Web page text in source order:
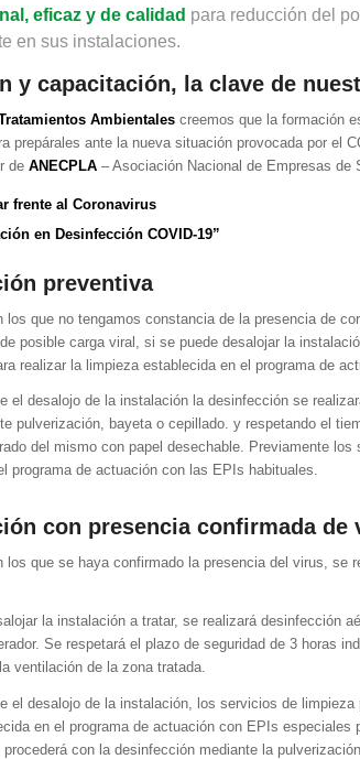
eficaz y de calidad para reducción del
en sus instalaciones.
y capacitación, la clave de
Ambientalescreemos que la formación
prepárales ante la nueva situación provocada por el
deANECPLA – Asociación Nacional de Empresas de
frente al Coronavirus
en Desinfección COVID-19”
preventiva
los que no tengamos constancia de la presencia de
posible carga viral, si se puede desalojar la
realizar la limpieza establecida en el programa de
el desalojo de la instalación la desinfección se
pulverización, bayeta o cepillado. y respetando el
del mismo con papel desechable. Previamente
programa de actuación con las EPIs habituales.
con presencia confirmada de
los que se haya confirmado la presencia del virus, se
la instalación a tratar, se realizará desinfección
Se respetará el plazo de seguridad de 3 horas
ventilación de la zona tratada.
el desalojo de la instalación, los servicios de
en el programa de actuación con EPIs
con la desinfección mediante la